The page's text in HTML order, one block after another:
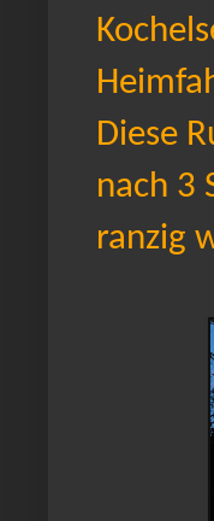
Diese
nach 3
ranzig